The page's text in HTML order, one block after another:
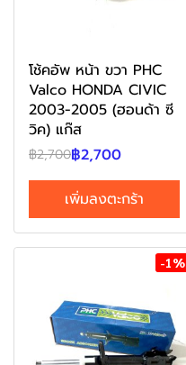
โช้คอัพ หน้า ขวา PHC
Valco HONDA CIVIC
2003-2005 (ฮอนด้า ซี
วิค) แก๊ส
฿2,700฿2,700
เพิ่มลงตะกร้า
-1%